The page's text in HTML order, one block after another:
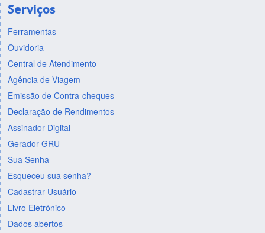
Serviços
Ferramentas
Ouvidoria
Central de Atendimento
Agência de Viagem
Emissão de Contra-cheques
Declaração de Rendimentos
Assinador Digital
Gerador GRU
Sua Senha
Esqueceu sua senha?
Cadastrar Usuário
Livro Eletrônico
Dados abertos